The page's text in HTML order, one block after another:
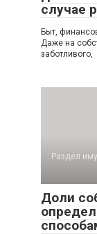
случае
Быт,
Даже на
заботливого,
Раздел
Доли